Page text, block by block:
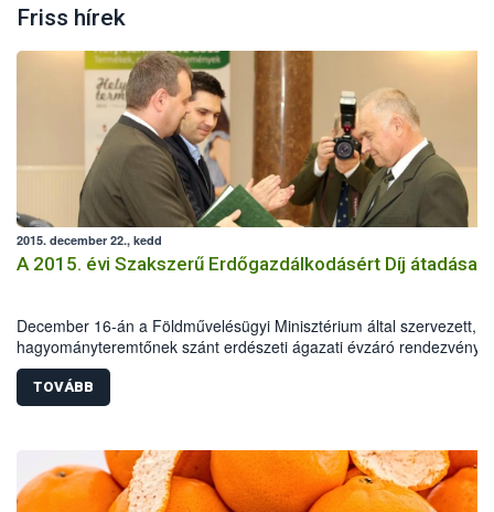
Friss hírek
2015. december 22., kedd
A 2015. évi Szakszerű Erdőgazdálkodásért Díj átadása
December 16-án a Földművelésügyi Minisztérium által szervezett,
hagyományteremtőnek szánt erdészeti ágazati évzáró rendezvény
keretében került sor a „Szakszerű Erdőgazdálkodásért Díj”
TOVÁBB